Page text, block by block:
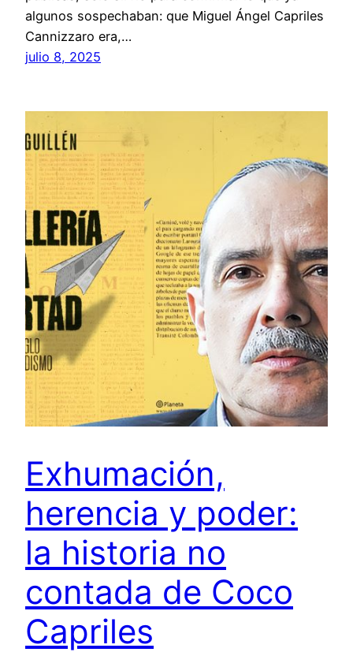
algunos sospechaban: que Miguel Ángel Capriles
Cannizzaro era,…
julio 8, 2025
Exhumación,
herencia y poder:
la historia no
contada de Coco
Capriles